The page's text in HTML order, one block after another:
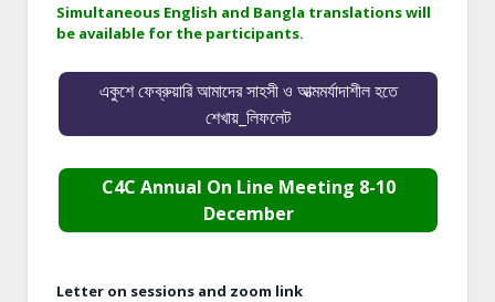
Simultaneous English and Bangla translations will
be available for the participants.
একুশে ফেব্রুয়ারি আমাদের সাহসী ও আত্মমর্যাদাশীল হতে
শেখায়_লিফলেট
C4C Annual On Line Meeting 8-10
December
Letter on sessions and zoom link